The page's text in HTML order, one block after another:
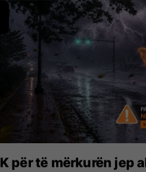
për të mërkurën jep